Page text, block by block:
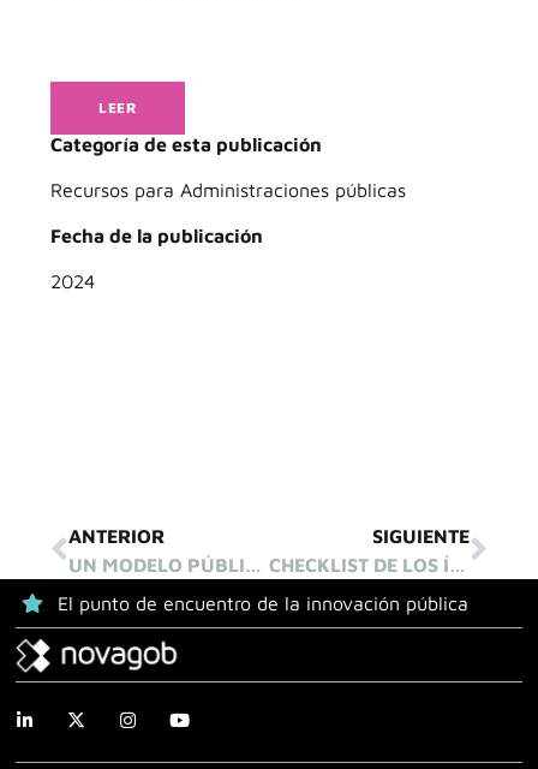
LEER
Categoría de esta publicación
Recursos para Administraciones públicas
Fecha de la publicación
2024
ANTERIOR
UN MODELO PÚBLICO DE DIGITALIZACIÓN DE LAS ADMINISTRACIONES PÚBLICAS EN ESPAÑA: EL CASO DE SEDIPUALBA
SIGUIENTE
CHECKLIST DE LOS ÍTEMS NECESARIOS PARA UNA ADECUADA IMPLANTACIÓN DE LA INTELIGENCIA ARTIFICIAL (IA) EN UN AYUNTAMIENTO
El punto de encuentro de la innovación pública